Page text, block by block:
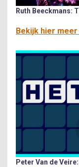
Ruth Beeckmans:
Bekijk hier
Peter Van de